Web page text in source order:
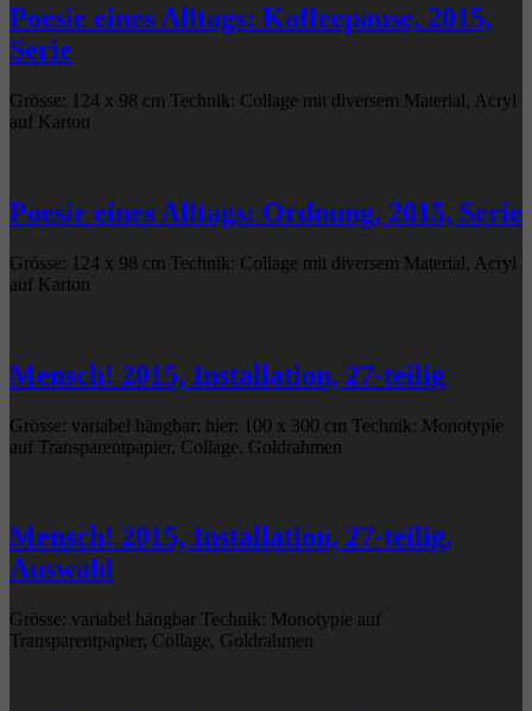
Poesie eines Alltags: Kaffeepause, 2015,
Serie
Grösse: 124 x 98 cm Technik: Collage mit diversem Material, Acryl
auf Karton
Poesie eines Alltags: Ordnung, 2015, Serie
Grösse: 124 x 98 cm Technik: Collage mit diversem Material, Acryl
auf Karton
Mensch! 2015, Installation, 27-teilig
Grösse: variabel hängbar; hier: 100 x 300 cm Technik: Monotypie
auf Transparentpapier, Collage, Goldrahmen
Mensch! 2015, Installation, 27-teilig,
Auswahl
Grösse: variabel hängbar Technik: Monotypie auf
Transparentpapier, Collage, Goldrahmen